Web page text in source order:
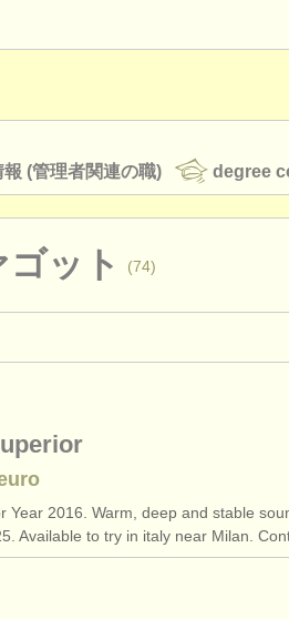
報 (管理者関連の職) degree
ット (74)
(1) bassoon
Year 2016. Warm, deep and stable
Available to try in italy near Milan.